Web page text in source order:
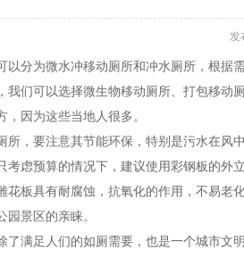
发
为微水冲移动厕所和冲水厕所，根据需
我们可以选择微生物移动厕所、打包移动
，因为这些当地人很多。
，要注意其节能环保，特别是污水在风中
考虑预算的情况下，建议使用彩钢板的外
花板具有耐腐蚀，抗氧化的作用，不易老
园景区的亲睐。
满足人们的如厕需要，也是一个城市文明